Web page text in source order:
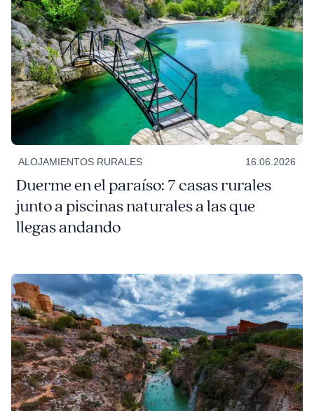
ALOJAMIENTOS RURALES 16.06.2026
Duerme en el paraíso: 7 casas rurales
junto a piscinas naturales a las que
llegas andando